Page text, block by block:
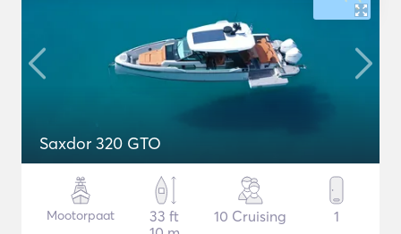
Saxdor 320 GTO
Mootorpaat
33 ft
10 Cruising 1